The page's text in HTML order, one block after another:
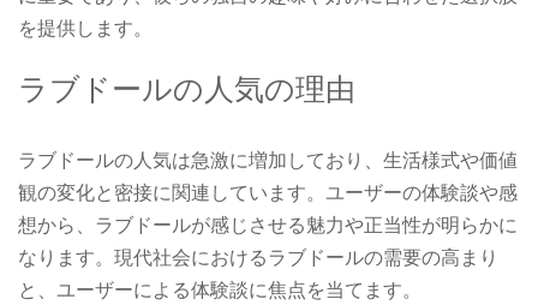
を提供します。
ラブドールの人気の理由
ラブドールの人気は急激に増加しており、生活様式や価値
観の変化と密接に関連しています。ユーザーの体験談や感
想から、ラブドールが感じさせる魅力や正当性が明らかに
なります。現代社会におけるラブドールの需要の高まり
と、ユーザーによる体験談に焦点を当てます。